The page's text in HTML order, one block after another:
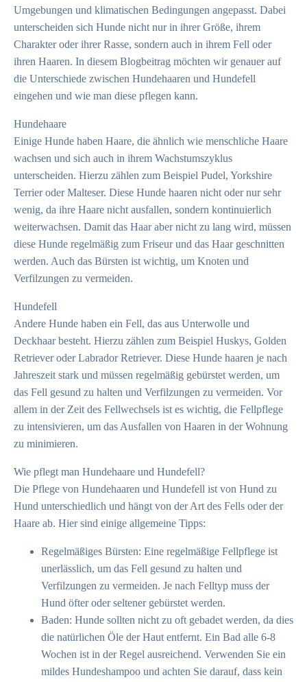
Umgebungen und klimatischen Bedingungen angepasst. Dabei
unterscheiden sich Hunde nicht nur in ihrer Größe, ihrem
Charakter oder ihrer Rasse, sondern auch in ihrem Fell oder
ihren Haaren. In diesem Blogbeitrag möchten wir genauer auf
die Unterschiede zwischen Hundehaaren und Hundefell
eingehen und wie man diese pflegen kann.
Hundehaare
Einige Hunde haben Haare, die ähnlich wie menschliche Haare
wachsen und sich auch in ihrem Wachstumszyklus
unterscheiden. Hierzu zählen zum Beispiel Pudel, Yorkshire
Terrier oder Malteser. Diese Hunde haaren nicht oder nur sehr
wenig, da ihre Haare nicht ausfallen, sondern kontinuierlich
weiterwachsen. Damit das Haar aber nicht zu lang wird, müssen
diese Hunde regelmäßig zum Friseur und das Haar geschnitten
werden. Auch das Bürsten ist wichtig, um Knoten und
Verfilzungen zu vermeiden.
Hundefell
Andere Hunde haben ein Fell, das aus Unterwolle und
Deckhaar besteht. Hierzu zählen zum Beispiel Huskys, Golden
Retriever oder Labrador Retriever. Diese Hunde haaren je nach
Jahreszeit stark und müssen regelmäßig gebürstet werden, um
das Fell gesund zu halten und Verfilzungen zu vermeiden. Vor
allem in der Zeit des Fellwechsels ist es wichtig, die Fellpflege
zu intensivieren, um das Ausfallen von Haaren in der Wohnung
zu minimieren.
Wie pflegt man Hundehaare und Hundefell?
Die Pflege von Hundehaaren und Hundefell ist von Hund zu
Hund unterschiedlich und hängt von der Art des Fells oder der
Haare ab. Hier sind einige allgemeine Tipps:
Regelmäßiges Bürsten: Eine regelmäßige Fellpflege ist
unerlässlich, um das Fell gesund zu halten und
Verfilzungen zu vermeiden. Je nach Felltyp muss der
Hund öfter oder seltener gebürstet werden.
Baden: Hunde sollten nicht zu oft gebadet werden, da dies
die natürlichen Öle der Haut entfernt. Ein Bad alle 6-8
Wochen ist in der Regel ausreichend. Verwenden Sie ein
mildes Hundeshampoo und achten Sie darauf, dass kein